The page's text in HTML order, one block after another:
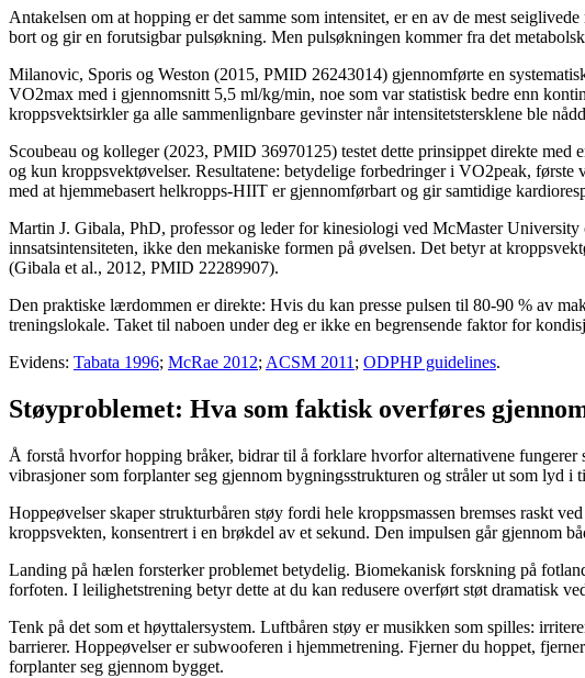
Antakelsen om at hopping er det samme som intensitet, er en av de mest
bort og gir en forutsigbar pulsøkning. Men pulsøkningen kommer fra det
Milanovic, Sporis og Weston (2015, PMID 26243014) gjennomførte en
VO2max med i gjennomsnitt 5,5 ml/kg/min, noe som var statistisk bedre enn
kroppsvektsirkler ga alle sammenlignbare gevinster når intensitetstersklene ble
Scoubeau og kolleger (2023, PMID 36970125) testet dette prinsippet direkte
og kun kroppsvektøvelser. Resultatene: betydelige forbedringer i VO2peak,
med at hjemmebasert helkropps-HIIT er gjennomførbart og gir samtidige
Martin J. Gibala, PhD, professor og leder for kinesiologi ved McMaster
innsatsintensiteten, ikke den mekaniske formen på øvelsen. Det betyr at
(Gibala et al., 2012, PMID 22289907).
Den praktiske lærdommen er direkte: Hvis du kan presse pulsen til 80-90 % av
treningslokale. Taket til naboen under deg er ikke en begrensende faktor for
Evidens: Tabata 1996; McRae 2012;ACSM 2011; ODPHP guidelines.
Støyproblemet: Hva som faktisk overføres
Å forstå hvorfor hopping bråker, bidrar til å forklare hvorfor alternativene
vibrasjoner som forplanter seg gjennom bygningsstrukturen og stråler ut som lyd
Hoppeøvelser skaper strukturbåren støy fordi hele kroppsmassen bremses raskt
kroppsvekten, konsentrert i en brøkdel av et sekund. Den impulsen går gjennom
Landing på hælen forsterker problemet betydelig. Biomekanisk forskning på
forfoten. I leilighetstrening betyr dette at du kan redusere overført støt dramatisk
Tenk på det som et høyttalersystem. Luftbåren støy er musikken som spilles:
barrierer. Hoppeøvelser er subwooferen i hjemmetrening. Fjerner du hoppet,
forplanter seg gjennom bygget.